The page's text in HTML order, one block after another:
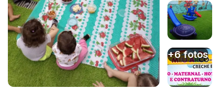
Imagem 2
Imagem 3
+6 fotos